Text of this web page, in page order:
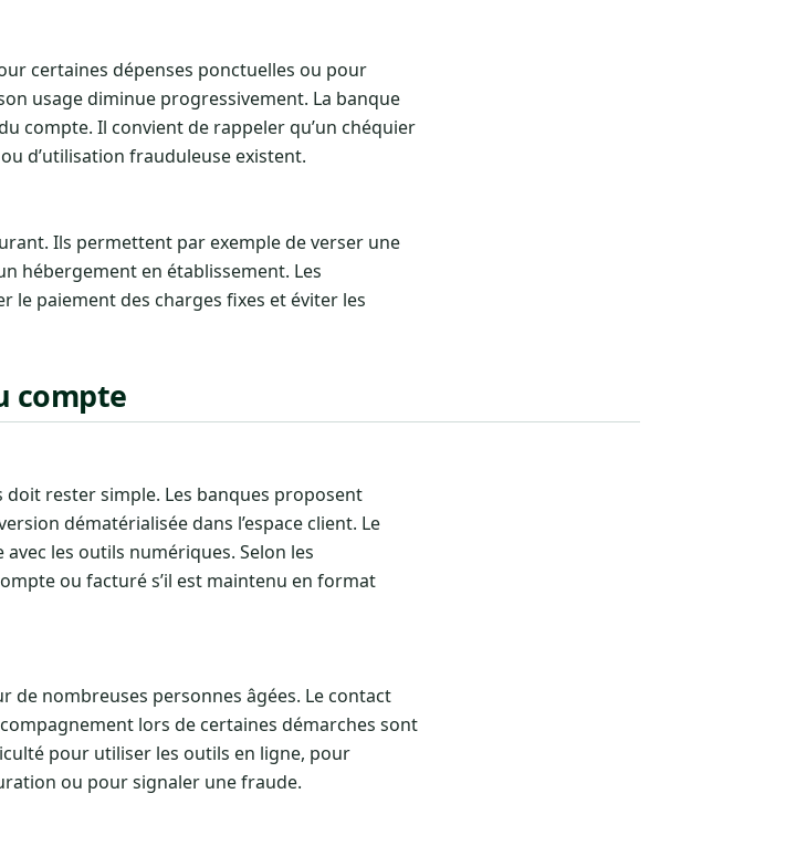
certaines dépenses ponctuelles ou pour
usage diminue progressivement. La banque
compte. Il convient de rappeler qu’un chéquier
d’utilisation frauduleuse existent.
Ils permettent par exemple de verser une
hébergement en établissement. Les
paiement des charges fixes et éviter les
compte
rester simple. Les banques proposent
dématérialisée dans l’espace client. Le
les outils numériques. Selon les
ou facturé s’il est maintenu en format
de nombreuses personnes âgées. Le contact
lors de certaines démarches sont
pour utiliser les outils en ligne, pour
ou pour signaler une fraude.